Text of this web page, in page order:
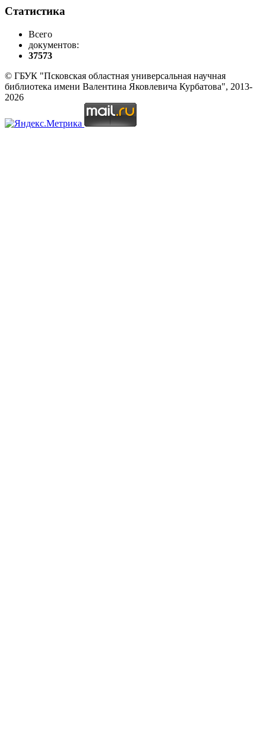
Статистика
Всего
документов:
37573
© ГБУК "Псковская областная универсальная научная
библиотека имени Валентина Яковлевича Курбатова", 2013-
2026